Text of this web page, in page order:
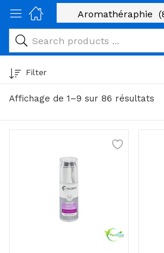
alimentaires)
Affichage de 1–9 sur 86 résultats
Filter